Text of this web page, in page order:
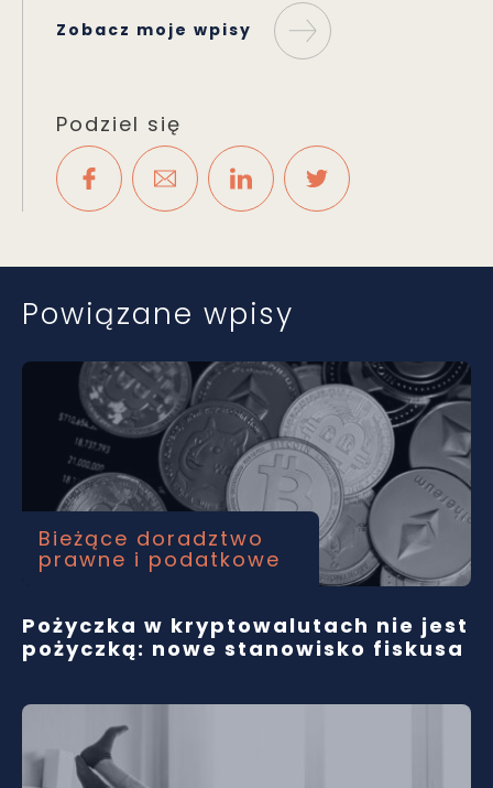
Zobacz moje wpisy
Podziel się
Powiązane wpisy
Bieżące doradztwo
prawne i podatkowe
Pożyczka w kryptowalutach nie jest
pożyczką: nowe stanowisko fiskusa